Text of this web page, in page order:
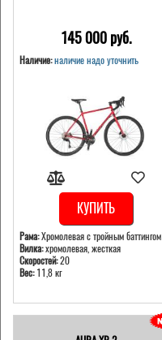
145 000 pуб.
Наличие:наличие надо уточнить
КУПИТЬ
Рама:Хромолевая с тройным баттингом
Вилка:хромолевая, жесткая
Скоростей:20
Вес:11,8 кг